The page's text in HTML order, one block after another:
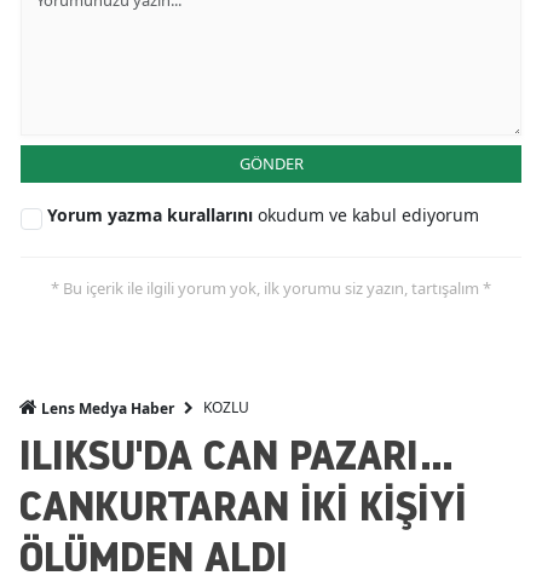
GÖNDER
Yorum yazma kurallarını okudum ve kabul ediyorum
* Bu içerik ile ilgili yorum yok, ilk yorumu siz yazın, tartışalım *
Lens Medya Haber KOZLU
ILIKSU'DA CAN PAZARI...
CANKURTARAN İKİ KİŞİYİ
ÖLÜMDEN ALDI